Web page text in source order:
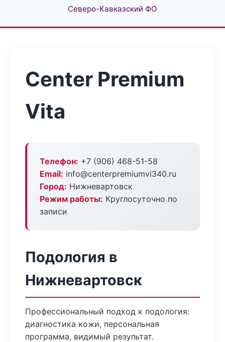
Северо-Кавказский ФО
Center Premium
Vita
Телефон: +7 (906) 468-51-58
Email: info@centerpremiumvi340.ru
Город: Нижневартовск
Режим работы: Круглосуточно по
записи
Подология в
Нижневартовск
Профессиональный подход к подология:
диагностика кожи, персональная
программа, видимый результат.